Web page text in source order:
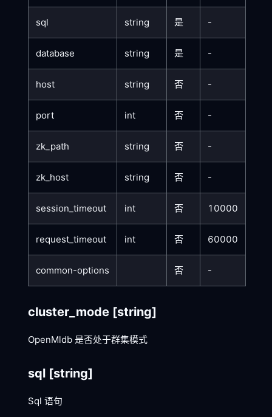
sql string 是 -
database string 是 -
host string 否 -
port int 否 -
zk_path string 否 -
zk_host string 否 -
session_timeout int 否 10000
request_timeout int 否 60000
common-options 否 -
cluster_mode [string]
OpenMldb 是否处于群集模式
sql [string]
Sql 语句